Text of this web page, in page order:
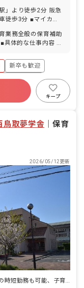
」より徒歩2分 阪急
3分 ■マイカ
業務全般の保育補助
新卒も歓迎
120日以上
キープ
取夢学舎
保育
2026/05/12更新
育休産休取得率100％！復帰後の時短勤務も可能、子育てしながら働けます